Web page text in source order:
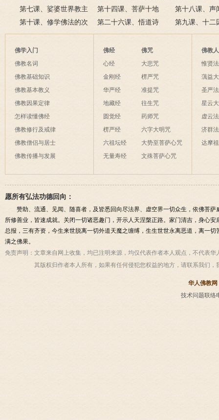
斋戒、菩萨戒
(宋·苏轼)
第七课、娑婆世界教主
释迦牟尼佛
第十四课、菩萨十地
第十八课、声
第十课、修学佛法的次
第
第二十六课、悟道诗 第九课、十二
佛学入门
佛教名词
佛教基础知识
佛教基本教义
佛教因果定律
怎样读懂佛经
佛教修行及戒律
佛教僧侣与居士
佛教传播与发展
佛经
心经
金刚经
华严经
地藏经
圆觉经
楞严经
六祖坛经
无量寿经
佛咒
大悲咒
楞严咒
准提咒
往生咒
药师咒
六字大明咒
大势至菩萨心咒
文殊菩萨心咒
佛教
惟贤
蕅益
圣严
星云
虚云
济群
达摩
愿所有弘法功德回向：
赞助、流通、见闻、随喜者，及皆悉回向尽法界、虚空界一切众生，依佛菩
所修善业，皆速成就。关闭一切诸恶趣门，开示人天涅槃正路。家门清吉，身心
总报，三有齐资，今生来世脱离一切外道天魔之缠缚，生生世世永离恶道，离一
满之佛果。
免责声明： 文章来自网上收集，均已注明来源，均仅代表作者本人观点，不代表
其版权归作者本人所有，如果有任何侵犯您权益的地方，请联系我们，
华人佛教网
技术问题联络